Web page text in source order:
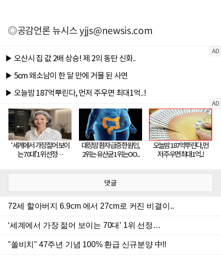
◎공감언론 뉴시스yjjs@newsis.com
댓글